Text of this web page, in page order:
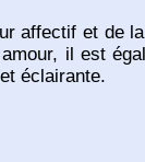
affectif et de
il est
éclairante.